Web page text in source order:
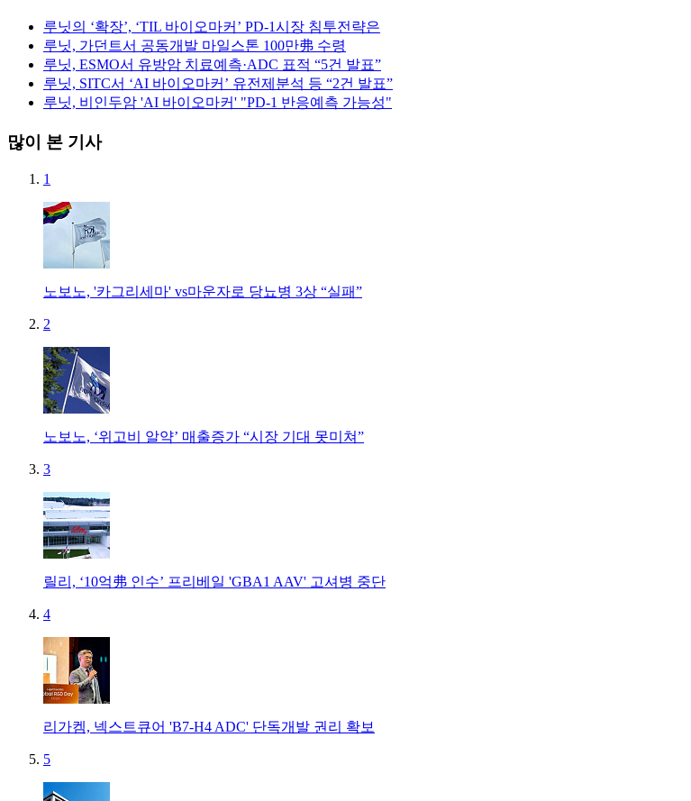
루닛의 ‘확장’, ‘TIL 바이오마커’ PD-1시장 침투전략은
루닛, 가던트서 공동개발 마일스톤 100만弗 수령
루닛, ESMO서 유방암 치료예측·ADC 표적 “5건 발표”
루닛, SITC서 ‘AI 바이오마커’ 유전제분석 등 “2건 발표”
루닛, 비인두암 'AI 바이오마커' "PD-1 반응예측 가능성"
많이 본 기사
1
노보노, '카그리세마' vs마운자로 당뇨병 3상 “실패”
2
노보노, ‘위고비 알약’ 매출증가 “시장 기대 못미쳐”
3
릴리, ‘10억弗 인수’ 프리베일 'GBA1 AAV' 고셔병 중단
4
리가켐, 넥스트큐어 'B7-H4 ADC' 단독개발 권리 확보
5